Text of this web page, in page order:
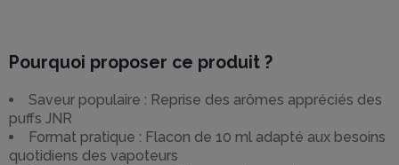
Pourquoi proposer ce produit ?
Saveur populaire : Reprise des arômes appréciés des
puffs JNR
Format pratique : Flacon de 10 ml adapté aux besoins
quotidiens des vapoteurs